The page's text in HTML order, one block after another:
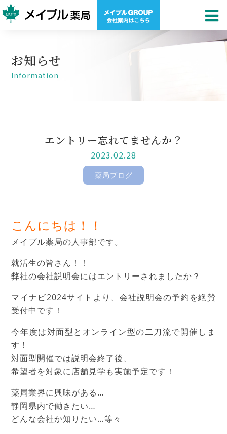
お知らせ
Information
エントリー忘れてませんか？
2023.02.28
薬局ブログ
こんにちは！！
メイプル薬局の人事部です。
就活生の皆さん！！
弊社の会社説明会にはエントリーされましたか？
マイナビ2024サイトより、会社説明会の予約を絶賛
受付中です！
今年度は対面型とオンライン型の二刀流で開催しま
す！
対面型開催では説明会終了後、
希望者を対象に店舗見学も実施予定です！
薬局業界に興味がある…
静岡県内で働きたい…
どんな会社か知りたい…等々